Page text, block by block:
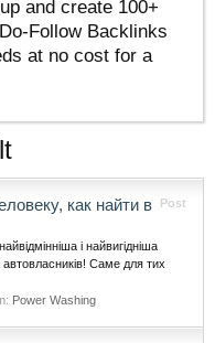
and create 100+
Follow Backlinks
at no cost for a
Post
как найти в
і найвигідніша
Саме для тих
Power Washing